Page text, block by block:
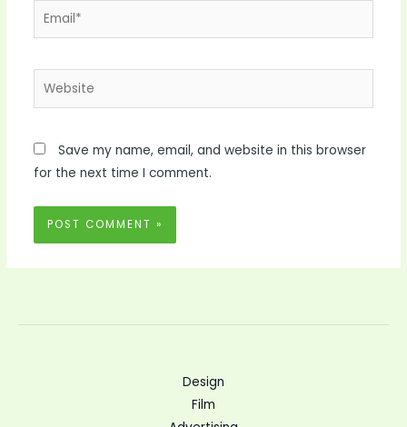
Email*
Website
Save my name, email, and website in this browser
for the next time I comment.
Design
Film